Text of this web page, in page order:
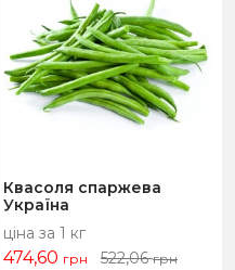
Квасоля спаржева
Україна
ціна за 1 кг
474,60 грн 522,06грн